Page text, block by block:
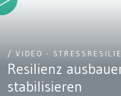
/ VIDEO -
Resilienz
stabilisieren